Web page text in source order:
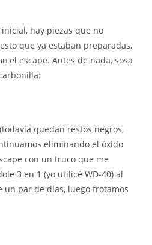
hay piezas que no
que ya estaban preparadas,
el escape. Antes de nada, sosa
quedan restos negros,
eliminando el óxido
con un truco que me
3 en 1 (yo utilicé WD-40) al
un par de días, luego frotamos